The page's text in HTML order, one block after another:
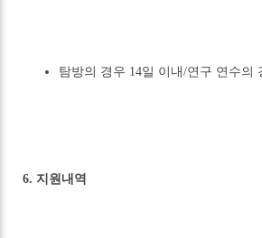
탐방의 경우 14일 이내/연구 연수의
6. 지원내역